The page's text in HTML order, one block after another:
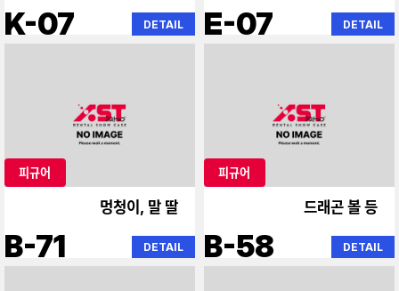
을 한다 옆의 천사
K-07 DETAIL E-07 DETAIL
피규어
멍청이, 말 딸
B-71 DETAIL
피규어
드래곤 볼 등
B-58 DETAIL